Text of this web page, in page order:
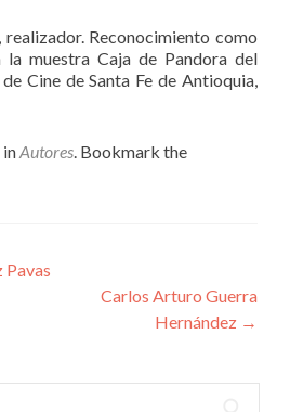
Reconocimiento como
la muestra Caja de Pandora del
Cine de Santa Fe de Antioquia,
inAutores. Bookmark the
Pavas
Carlos Arturo Guerra
Hernández →